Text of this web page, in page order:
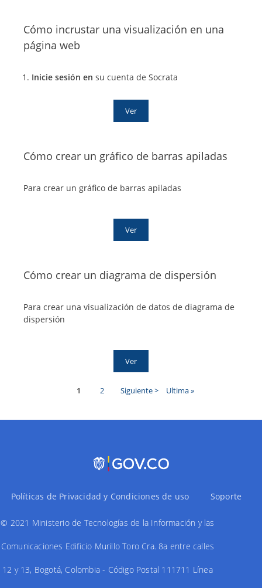
Cómo incrustar una visualización en una
página web
Inicie sesión en su cuenta de Socrata
Ver
Cómo crear un gráfico de barras apiladas
Para crear un gráfico de barras apiladas
Ver
Cómo crear un diagrama de dispersión
Para crear una visualización de datos de diagrama de
dispersión
Ver
Página
1 Page
2
Siguiente
Siguiente >
Última
Ultima »
Políticas de Privacidad y Condiciones de uso Soporte
© 2021 Ministerio de Tecnologías de la Información y las
Comunicaciones Edificio Murillo Toro Cra. 8a entre calles
12 y 13, Bogotá, Colombia - Código Postal 111711 Línea